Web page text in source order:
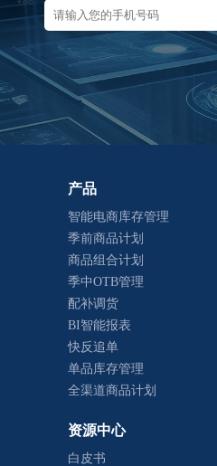
产品
智能电商库存管理
季前商品计划
商品组合计划
季中OTB管理
配补调货
BI智能报表
快反追单
单品库存管理
全渠道商品计划
资源中心
白皮书